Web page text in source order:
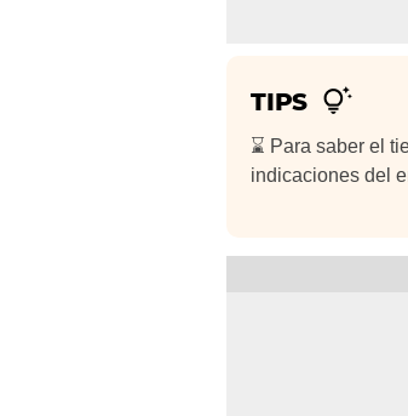
TIPS
⌛ Para saber el
indicaciones del